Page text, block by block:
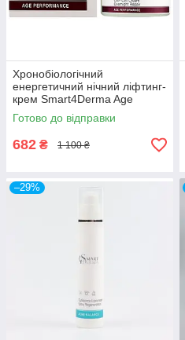
Хронобіологічний
енергетичний нічний ліфтинг-
крем Smart4Derma Age
Performance CELL2CELL
CREAM OVERNIGHT REPAIR
50мл
Готово до відправки
682 ₴ 1 100 ₴
–29%